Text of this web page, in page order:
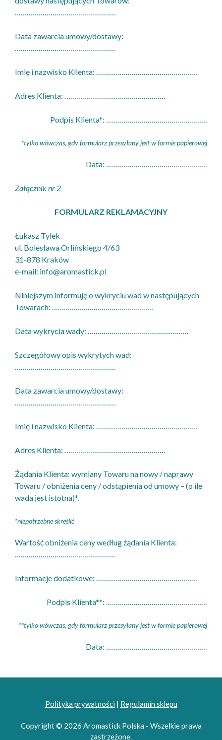
……………………………………………
Data zawarcia umowy/dostawy:
……………………………………………
Imię i nazwisko Klienta: ……………………………………………
Adres Klienta: ……………………………………………
Podpis Klienta*: ……………………………………………
*tylko wówczas, gdy formularz przesyłany jest w formie papierowej
Data: ……………………………………………
Załącznik nr 2
FORMULARZ REKLAMACYJNY
Łukasz Tylek
ul. Bolesława Orlińskiego 4/63
31-878 Kraków
e-mail: info@aromastick.pl
Niniejszym informuję o wykryciu wad w następujących
Towarach: ……………………………………………
Data wykrycia wady: ……………………………………………
Szczegółowy opis wykrytych wad:
……………………………………………
Data zawarcia umowy/dostawy:
……………………………………………
Imię i nazwisko Klienta: ……………………………………………
Adres Klienta: ……………………………………………
Żądania Klienta: wymiany Towaru na nowy / naprawy
Towaru / obniżenia ceny / odstąpienia od umowy – (o ile
wada jest istotna)*.
*niepotrzebne skreślić
Wartość obniżenia ceny według żądania Klienta:
……………………………………………
Informacje dodatkowe: ……………………………………………
Podpis Klienta**: ……………………………………………
**tylko wówczas, gdy formularz przesyłany jest w formie papierowej
Data: ……………………………………………
Polityka prywatności | Regulamin sklepu
Copyright © 2026 Aromastick Polska - Wszelkie prawa
zastrzeżone.
0 produktów -0,00zł